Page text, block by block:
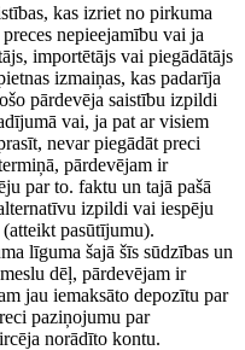
kas izriet no pirkuma
nepieejamību vai ja
importētājs vai piegādātājs
izmaiņas, kas padarīja
pārdevēja saistību izpildi
vai, ja pat ar visiem
nevar piegādāt preci
pārdevējam ir
par to. faktu un tajā pašā
izpildi vai iespēju
pasūtījumu).
līguma šajā šīs sūdzības un
dēļ, pārdevējam ir
jau iemaksāto depozītu par
paziņojumu par
norādīto kontu.